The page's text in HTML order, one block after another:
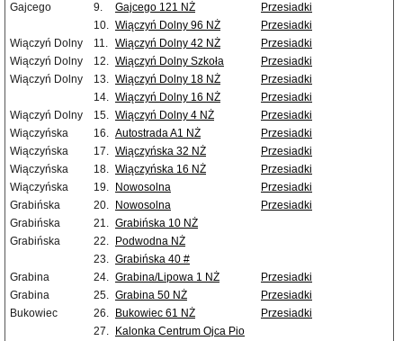
Gajcego
9. Gajcego 121 NŻ
Przesiadki
10. Wiączyń Dolny 96 NŻ
Przesiadki
Wiączyń Dolny
11. Wiączyń Dolny 42 NŻ
Przesiadki
Wiączyń Dolny
12. Wiączyń Dolny Szkoła
Przesiadki
Wiączyń Dolny
13. Wiączyń Dolny 18 NŻ
Przesiadki
14. Wiączyń Dolny 16 NŻ
Przesiadki
Wiączyń Dolny
15. Wiączyń Dolny 4 NŻ
Przesiadki
Wiączyńska
16. Autostrada A1 NŻ
Przesiadki
Wiączyńska
17. Wiączyńska 32 NŻ
Przesiadki
Wiączyńska
18. Wiączyńska 16 NŻ
Przesiadki
Wiączyńska
19. Nowosolna
Przesiadki
Grabińska
20. Nowosolna
Przesiadki
Grabińska
21. Grabińska 10 NŻ
Grabińska
22.
Podwodna NŻ
23. Grabińska 40 #
Grabina
24. Grabina/Lipowa 1 NŻ
Przesiadki
Grabina
25. Grabina 50 NŻ
Przesiadki
Bukowiec
26. Bukowiec 61 NŻ
Przesiadki
27.
Kalonka Centrum Ojca Pio